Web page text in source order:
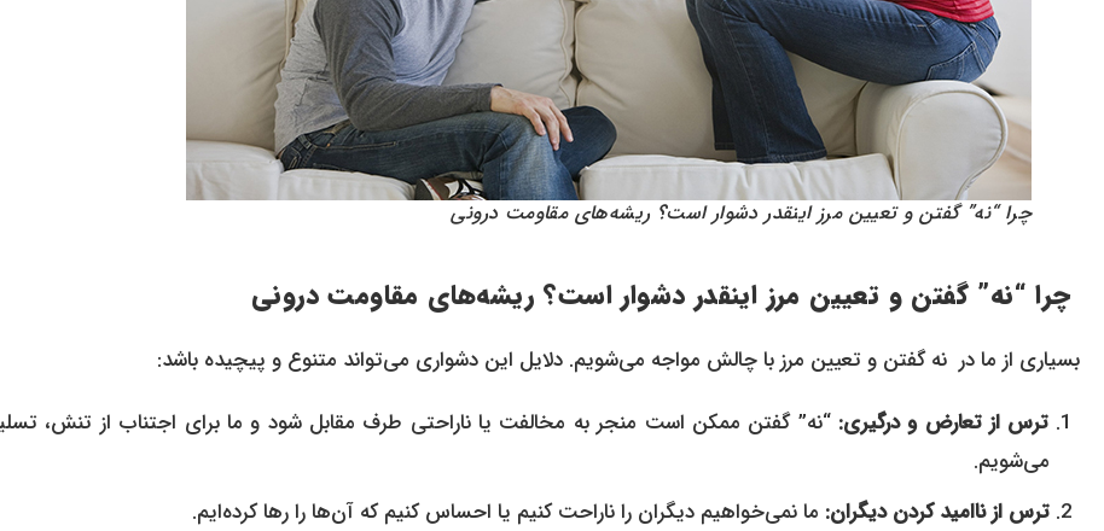
چرا “نه” گفتن و تعیین مرز اینقدر دشوار است؟ ریشه‌های مقاومت درونی
چرا “نه” گفتن و تعیین مرز اینقدر دشوار است؟ ریشه‌های مقاومت درونی
بسیاری از ما در نه گفتن و تعیین مرز با چالش مواجه می‌شویم. دلایل این دشواری می‌تواند متنوع و پیچیده باشد:
ترس از تعارض و درگیری:
می‌شویم.
ترس از ناامید کردن دیگران: ما نمی‌خواهیم دیگران را ناراحت کنیم یا احساس کنیم که آن‌ها را رها کرده‌ایم.